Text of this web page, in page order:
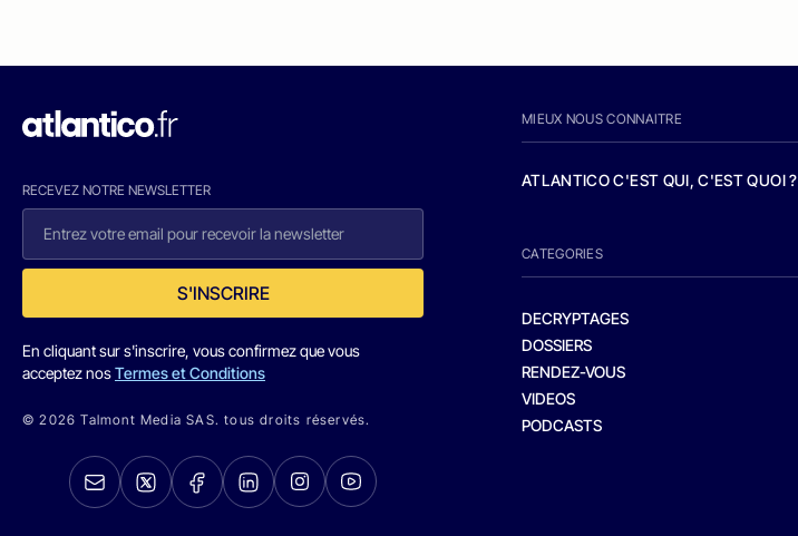
RECEVEZ NOTRE NEWSLETTER
S'INSCRIRE
En cliquant sur s'inscrire, vous confirmez que vous
acceptez nosTermes et Conditions
© 2026 Talmont Media SAS. tous droits réservés.
MIEUX NOUS CONNAITRE
ATLANTICO C'EST QUI, C'EST QUOI ?
CATEGORIES
DECRYPTAGES
DOSSIERS
RENDEZ-VOUS
VIDEOS
PODCASTS